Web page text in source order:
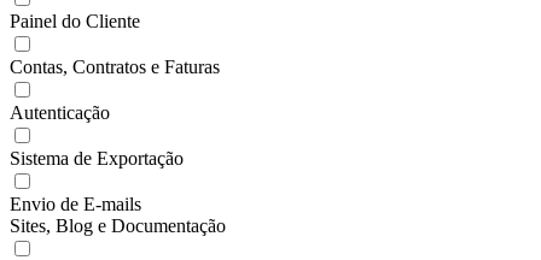
Painel do Cliente
Contas, Contratos e Faturas
Autenticação
Sistema de Exportação
Envio de E-mails
Sites, Blog e Documentação